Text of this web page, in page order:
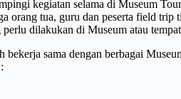
kegiatan selama di Museum
orang tua, guru dan peserta field trip
dilakukan di Museum atau
bekerja sama dengan berbagai